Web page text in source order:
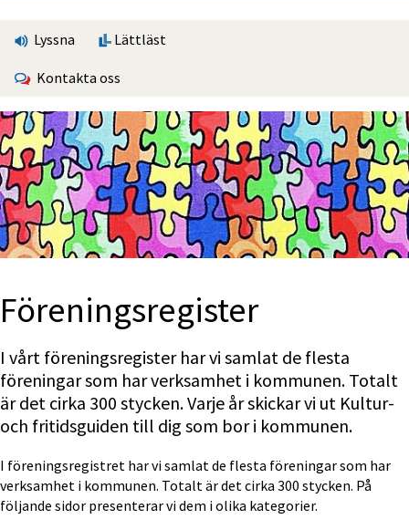
Lyssna Lättläst
Kontakta oss
Förenings­register
I vårt föreningsregister har vi samlat de flesta
föreningar som har verksamhet i kommunen. Totalt
är det cirka 300 stycken. Varje år skickar vi ut Kultur-
och fritidsguiden till dig som bor i kommunen.
I föreningsregistret har vi samlat de flesta föreningar som har
verksamhet i kommunen. Totalt är det cirka 300 stycken. På
följande sidor presenterar vi dem i olika kategorier.